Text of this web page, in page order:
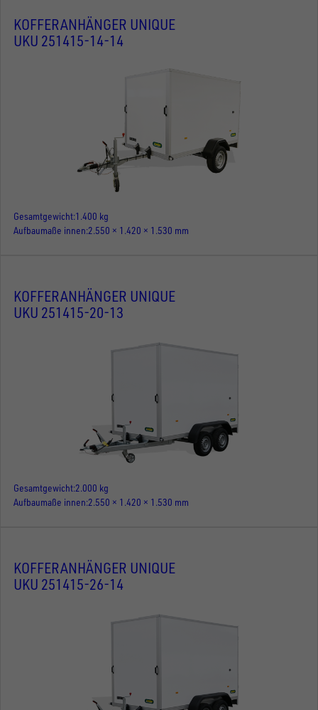
KOFFERANHÄNGER UNIQUE
UKU 251415-14-14
Gesamtgewicht 1.400 kg
Aufbaumaße innen 2.550 × 1.420 × 1.530 mm
KOFFERANHÄNGER UNIQUE
UKU 251415-20-13
Gesamtgewicht 2.000 kg
Aufbaumaße innen 2.550 × 1.420 × 1.530 mm
KOFFERANHÄNGER UNIQUE
UKU 251415-26-14